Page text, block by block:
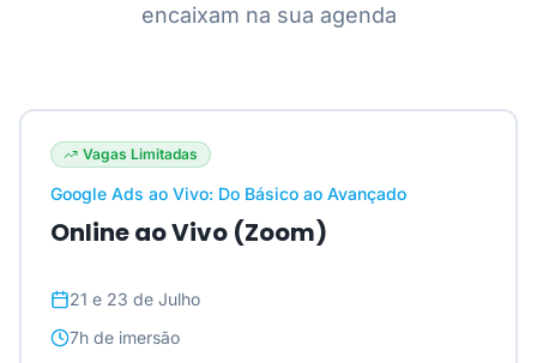
encaixam na sua agenda
Vagas Limitadas
Google Ads ao Vivo: Do Básico ao Avançado
Online ao Vivo (Zoom)
21 e 23 de Julho
7h de imersão